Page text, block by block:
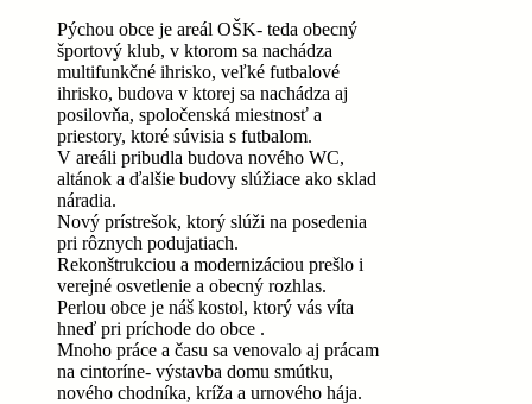
Pýchou obce je areál OŠK- teda obecný
športový klub, v ktorom sa nachádza
multifunkčné ihrisko, veľké futbalové
ihrisko, budova v ktorej sa nachádza aj
posilovňa, spoločenská miestnosť a
priestory, ktoré súvisia s futbalom.
V areáli pribudla budova nového WC,
altánok a ďalšie budovy slúžiace ako sklad
náradia.
Nový prístrešok, ktorý slúži na posedenia
pri rôznych podujatiach.
Rekonštrukciou a modernizáciou prešlo i
verejné osvetlenie a obecný rozhlas.
Perlou obce je náš kostol, ktorý vás víta
hneď pri príchode do obce .
Mnoho práce a času sa venovalo aj prácam
na cintoríne- výstavba domu smútku,
nového chodníka, kríža a urnového hája.